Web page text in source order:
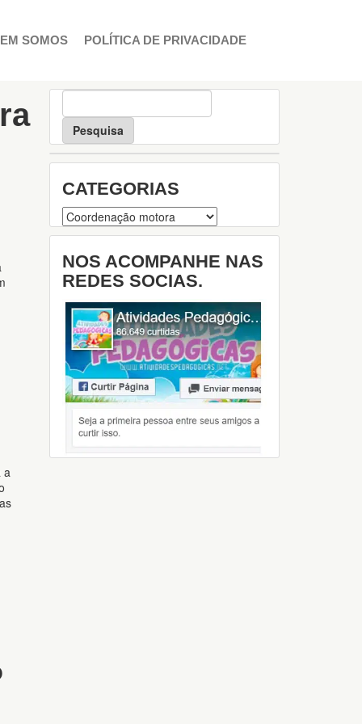
SOMOS POLÍTICA DE PRIVACIDADE
a
P
e
q
u
s
a
CATEGORIAS
Categorias
NOS ACOMPANHE NAS
REDES SOCIAS.